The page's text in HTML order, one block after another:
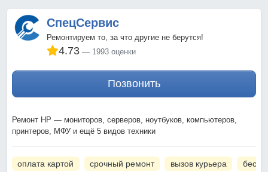
СпецСервис
Ремонтируем то, за что другие не берутся!
4.73 1993 оценки
Позвонить
Ремонт HP — мониторов, серверов, ноутбуков, компьютеров,
принтеров, МФУ и ещё 5 видов техники
оплата картой срочный ремонт вызов курьера